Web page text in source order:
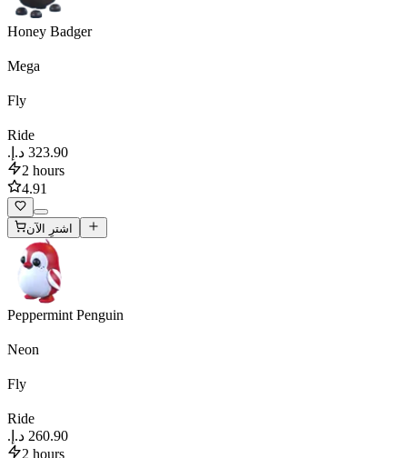
Honey Badger
Mega
Fly
Ride
2 hours
4.91
اشترِ الآن
Peppermint Penguin
Neon
Fly
Ride
2 hours